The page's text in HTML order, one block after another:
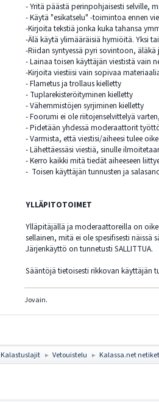
- Yritä päästä perinpohjaisesti selville,
- Käytä "esikatselu" -toimintoa ennen
-Kirjoita tekstiä jonka kuka tahansa
-Älä käytä ylimääräisiä hymiöitä. Yksi
-Riidan syntyessä pyri sovintoon, äläkä
- Lainaa toisen käyttäjän viestistä vain
-Kirjoita viestiisi vain sopivaa
- Flametus ja trollaus kielletty
- Tuplarekisteröityminen kielletty
- Vähemmistöjen syrjiminen kielletty
- Foorumi ei ole riitojenselvittelyä
- Pidetään yhdessä moderaattorit
- Varmista, että viestisi/aiheesi tulee
- Lähettäessäsi viestiä, sinulle
- Kerro kaikki mitä tiedät aiheeseen
- Toisen käyttäjän tunnusten ja
YLLÄPITOTOIMET
Ylläpitäjällä ja moderaattoreilla on
sellainen, mitä ei ole spesifisesti
Järjenkäyttö on tunnetusti SALLITTUA.
Sääntöjä tietoisesti rikkovan käyttäjän
Jovain.
Kalastuslajit ► Vetouistelu ► Kalassa.net